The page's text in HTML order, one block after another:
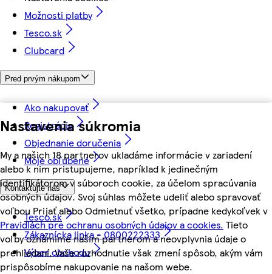
Nastavenia súkromia
My a našich 18 partnerov ukladáme informácie v zariadení
alebo k nim pristupujeme, napríklad k jedinečným
identifikátorom v súboroch cookie, za účelom spracúvania
osobných údajov. Svoj súhlas môžete udeliť alebo spravovať
voľbou Prijať alebo Odmietnuť všetko, prípadne kedykoľvek v
Pravidlách pre ochranu osobných údajov a cookies. Tieto
voľby oznámime našim partnerom a neovplyvnia údaje o
prehliadaní. Vaše rozhodnutie však zmení spôsob, akým vám
prispôsobíme nakupovanie na našom webe.
Možnosti platby
Tesco.sk
Clubcard
Pred prvým nákupom
Ako nakupovať
Registrácia
Objednanie doručenia
Moje obľúbené
Kontaktujte nás
Tesco.sk
Zákaznícka linka - 0800222333
Výber obchodu